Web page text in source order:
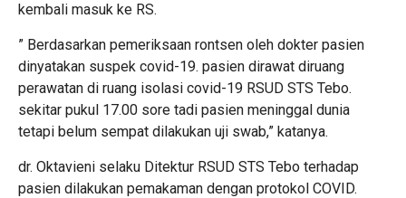
kembali masuk ke RS.
” Berdasarkan pemeriksaan rontsen oleh dokter pasien
dinyatakan suspek covid-19. pasien dirawat diruang
perawatan di ruang isolasi covid-19 RSUD STS Tebo.
sekitar pukul 17.00 sore tadi pasien meninggal dunia
tetapi belum sempat dilakukan uji swab,” katanya.
dr. Oktavieni selaku Ditektur RSUD STS Tebo terhadap
pasien dilakukan pemakaman dengan protokol COVID.